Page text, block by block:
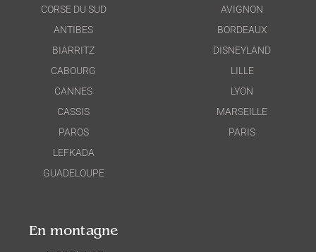
CORSE DU SUD
ANTIBES
BIARRITZ
CABOURG
CANNES
CASSIS
PAROS
LEFKADA
GUADELOUPE
AVIGNON
BORDEAUX
DISNEYLAND
LILLE
LYON
MARSEILLE
PARIS
En montagne